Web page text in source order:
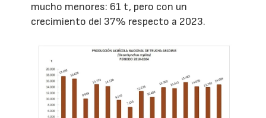
mucho menores: 61 t, pero con un
crecimiento del 37% respecto a 2023.